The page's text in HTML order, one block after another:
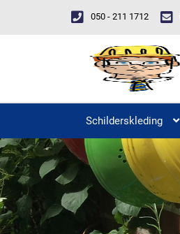
050 - 211 1712
Schilderskleding